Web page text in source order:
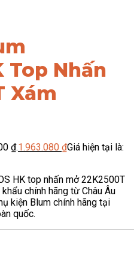
Top Nhấn
Xám
₫.1.963.080 ₫Giá hiện tại là:
HK top nhấn mở 22K2500T
chính hãng từ Châu Âu
kiện Blum chính hãng tại
quốc.